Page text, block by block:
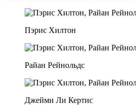
Пэрис Хилтон
Райан Рейнольдс
Джейми Ли Кертис